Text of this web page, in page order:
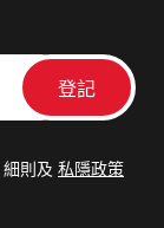
細則及 私隱政策